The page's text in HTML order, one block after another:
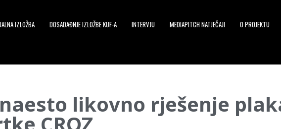
IZLOŽBA DOSADAĐNJE IZLOŽBE KUF-A INTERVJU MEDIAPITCH NATJEČAJI O PROJEKTU
likovno rješenje